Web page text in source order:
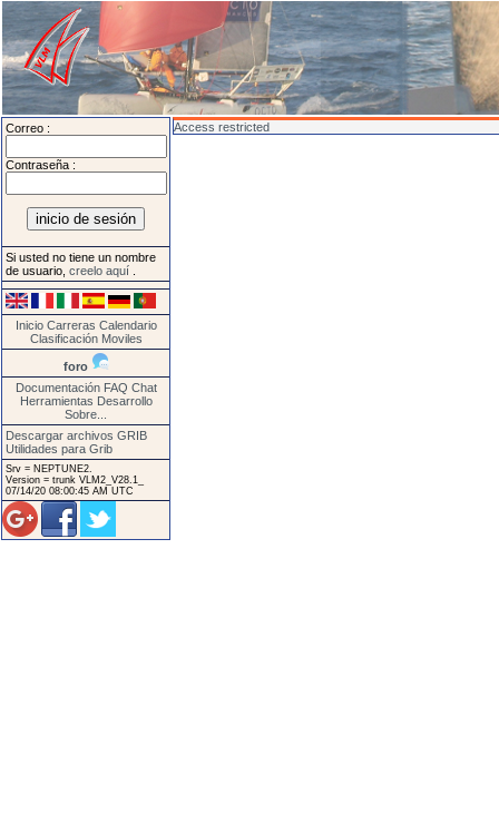
Correo :
Contraseña :
Si usted no tiene un nombre
de usuario, creelo aquí
Inicio Carreras Calendario
Clasificación Moviles
foro
Documentación FAQ Chat
Herramientas Desarrollo
Sobre...
Descargar archivos GRIB
Utilidades para Grib
Srv = NEPTUNE2.
Version = trunk VLM2_V28.1_
07/14/20 08:00:45 AM UTC
Access restricted